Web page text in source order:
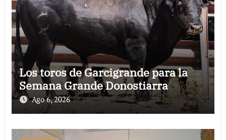
Los toros de Garcigrande para la
Semana Grande Donostiarra
Ago 6, 2026